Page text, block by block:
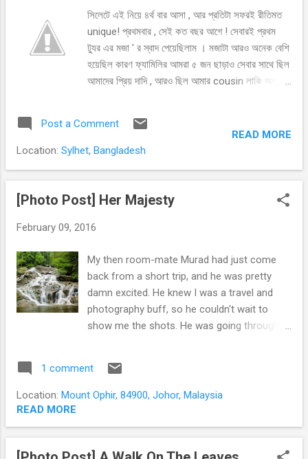
তাকিয়ে পড়তে শুরু করলাম...... ও আল্লাহ ! এইতো তোমার
নবীর শহর ! একে আমার জন্য জাহান্নামের আগুন থেকে রক্ষার,
শাস্তি আর খারাপ হিসাব থেকে নিরাপত্তার মাধ্যম বানিয়ে দাও !
(ভাবার্থ) কি আশ্চর্য দুআ! আমাদের ঈমান, আমল, তওবা,
কান্নাকাটি, সব তো জাহান্নাম থেকে বাঁচার জন্যে। দুনিয়ার
জীবনের সফলতা...
সিলেটে এই নিয়ে ৪র্থ বার আসা , আর প্রতিটা সফরই রীতিমত
unique! প্রথমবার , সেই কত বছর আগে ! সেবারই প্রথম
ট্যুর এর মজা ' র স্বাদ পেয়েছিলাম । মজাটা আরও অনেক বেশি
হয়েছিল কারণ ফ্যামিলির আমরা ৫ জন ছাড়াও সেবার সাথে ছিল
আমাদের প্রিয় দাদি , আরও ছিল আমার cousin লাকি আপু ।
পাহাড়ের উপরে , সবুজের মাঝখানে একটা বাংলো , চারপাশের
ঘাসে ঢাকা চত্বরটা ফুলের গাছে ঘেরা । কিনারে গিয়ে ফুলের
পর্যন্ত ঢেউ খেলে নেমে গেছে চা - পাতায় ঢাকা এক সাগর !
এরকম দৃশ্য সেই প্রথম । ঘুরে বেরানোর প্রতি আমার
Post a Comment
Location: Sylhet, Bangladesh
READ MORE
[Photo Post] Her Majesty
February 09, 2016
My then room-mate Murad had just come
back from a short trip, and he was pretty
damn excited. He knew I was a travel and
photography buff, so he couldn't wait to
show me the shots. He was going through
Ophir) was truly scenic from the moment
they hit the roads outside the city. But when
waterfall, I was stunned. He tried to move
the slideshow along but I wouldn't let him.
1 comment
Location: Mount Ophir, 84900, Johor, Malaysia
READ MORE